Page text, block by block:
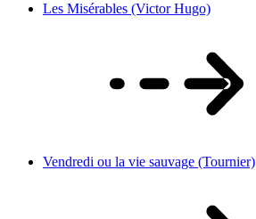
Les Misérables (Victor Hugo)
Vendredi ou la vie sauvage (Tournier)